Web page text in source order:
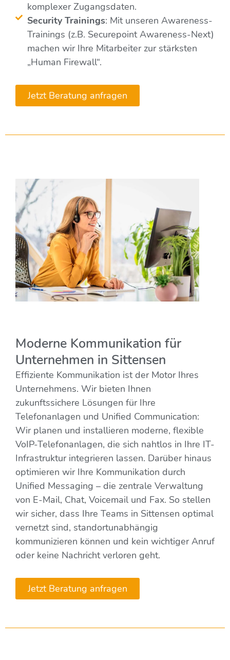
komplexer Zugangsdaten.
Security Trainings: Mit unseren Awareness-
Trainings (z.B. Securepoint Awareness-Next)
machen wir Ihre Mitarbeiter zur stärksten
„Human Firewall“.
Jetzt Beratung anfragen
Moderne Kommunikation für
Unternehmen in Sittensen
Effiziente Kommunikation ist der Motor Ihres
Unternehmens. Wir bieten Ihnen
zukunftssichere Lösungen für Ihre
Telefonanlagen und Unified Communication:
Wir planen und installieren moderne, flexible
VoIP-Telefonanlagen, die sich nahtlos in Ihre IT-
Infrastruktur integrieren lassen. Darüber hinaus
optimieren wir Ihre Kommunikation durch
Unified Messaging – die zentrale Verwaltung
von E-Mail, Chat, Voicemail und Fax. So stellen
wir sicher, dass Ihre Teams in Sittensen optimal
vernetzt sind, standortunabhängig
kommunizieren können und kein wichtiger Anruf
oder keine Nachricht verloren geht.
Jetzt Beratung anfragen